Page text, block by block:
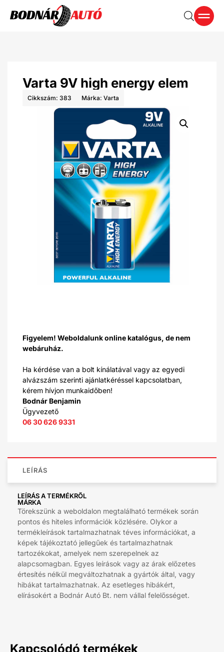
Varta 9V high energy elem
Cikkszám: 383 Márka: Varta
Figyelem! Weboldalunk online katalógus, de nem
webáruház.
Ha kérdése van a bolt kínálatával vagy az egyedi
alvázszám szerinti ajánlatkéréssel kapcsolatban,
kérem hívjon munkaidőben!
Bodnár Benjamin
Ügyvezető
06 30 626 9331
LEÍRÁS
LEÍRÁS A TERMÉKRŐL
MÁRKA
Törekszünk a weboldalon megtalálható termékek során
pontos és hiteles információk közlésére. Olykor a
termékleírások tartalmazhatnak téves információkat, a
képek tájékoztató jellegűek és tartalmazhatnak
tartozékokat, amelyek nem szerepelnek az
alapcsomagban. Egyes leírások vagy az árak előzetes
értesítés nélkül megváltozhatnak a gyártók által, vagy
hibákat tartalmazhatnak. Az esetleges hibákért,
elírásokért a Bodnár Autó Bt. nem vállal felelősséget.
Kapcsolódó termékek